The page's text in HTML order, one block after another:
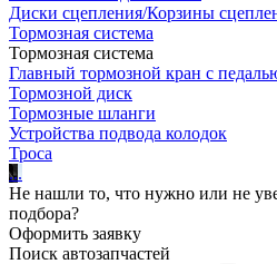
Диски сцепления/Корзины
Тормозная система
Тормозная система
Главный тормозной кран с
Тормозной диск
Тормозные шланги
Устройства подвода колодок
Троса
...
Не нашли то, что нужно или не
подбора?
Оформить заявку
Поиск автозапчастей